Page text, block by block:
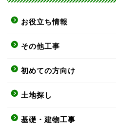
お役立ち情報
その他工事
初めての方向け
土地探し
基礎・建物工事